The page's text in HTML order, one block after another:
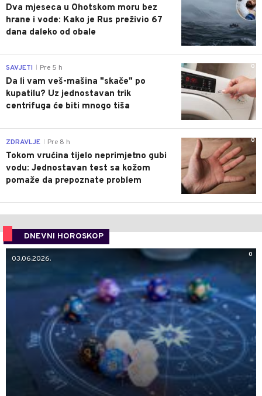
Dva mjeseca u Ohotskom moru bez
hrane i vode: Kako je Rus preživio 67
dana daleko od obale
0
SAVJETI Pre 5 h
Da li vam veš-mašina "skače" po
kupatilu? Uz jednostavan trik
centrifuga će biti mnogo tiša
0
ZDRAVLJE Pre 8 h
Tokom vrućina tijelo neprimjetno gubi
vodu: Jednostavan test sa kožom
pomaže da prepoznate problem
DNEVNI HOROSKOP
0
03.06.2026.